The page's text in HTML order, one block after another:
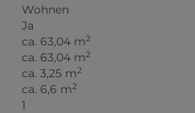
Wohnen
Ja
ca. 63,04 m2
ca. 63,04 m2
ca. 3,25 m2
ca. 6,6 m2
1